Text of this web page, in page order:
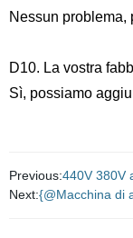
Nessun
D10. La vostra
Sì, possiamo
Previous:440V 380V
Next:{@Macchina di